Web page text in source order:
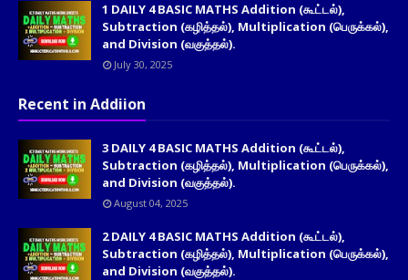
1 DAILY 4 BASIC MATHS Addition (கூட்டல்),
Subtraction (கழித்தல்), Multiplication (பெருக்கல்),
and Division (வகுத்தல்).
July 30, 2025
Recent in Addiion
3 DAILY 4 BASIC MATHS Addition (கூட்டல்),
Subtraction (கழித்தல்), Multiplication (பெருக்கல்),
and Division (வகுத்தல்).
August 04, 2025
2 DAILY 4 BASIC MATHS Addition (கூட்டல்),
Subtraction (கழித்தல்), Multiplication (பெருக்கல்),
and Division (வகுத்தல்).